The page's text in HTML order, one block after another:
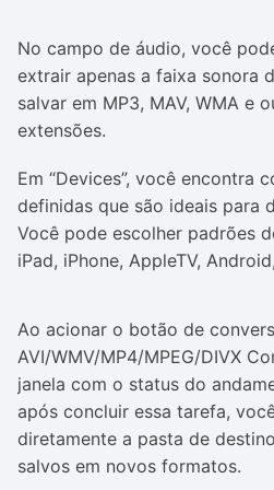
No campo de áudio, você
extrair apenas a faixa sonora
salvar em MP3, MAV, WMA e
extensões.
Em “Devices”, você encontra
definidas que são ideais para
Você pode escolher padrões
iPad, iPhone, AppleTV,
Ao acionar o botão de
AVI/WMV/MP4/MPEG/DIVX
janela com o status do
após concluir essa tarefa,
diretamente a pasta de
salvos em novos formatos.